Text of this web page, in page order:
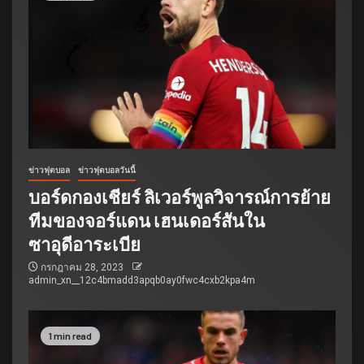
ข่าวฟุตบอล ข่าวฟุตบอลวันนี้
บอร์ดกองเชียร์ ลิเวอร์พูลวิจารณ์การย้าย
ทีมของจอร์แดน เฮนเดอร์สันใน
ซาอุดีอาระเบีย
กรกฎาคม 28, 2023
admin_xn__12c4bmadd3apqb0ay0fwc4cxb2kpa4m
1 min read